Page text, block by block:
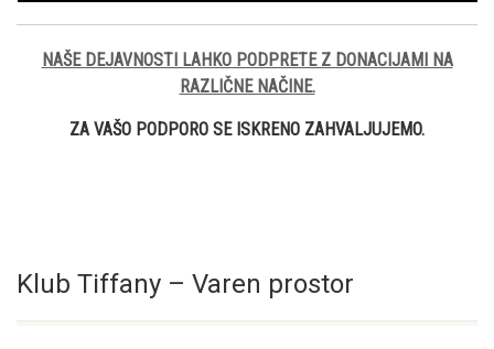
NAŠE DEJAVNOSTI LAHKO PODPRETE Z DONACIJAMI NA
RAZLIČNE NAČINE.
ZA VAŠO PODPORO SE ISKRENO ZAHVALJUJEMO.
Klub Tiffany – Varen prostor